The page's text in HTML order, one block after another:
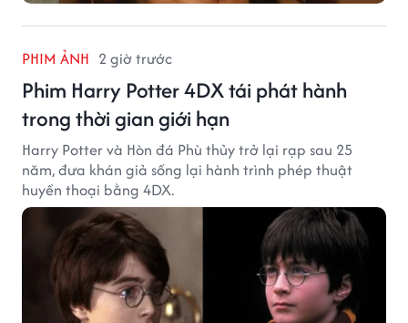
PHIM ẢNH 2 giờ trước
Phim Harry Potter 4DX tái phát hành
trong thời gian giới hạn
Harry Potter và Hòn đá Phù thủy trở lại rạp sau 25
năm, đưa khán giả sống lại hành trình phép thuật
huyền thoại bằng 4DX.